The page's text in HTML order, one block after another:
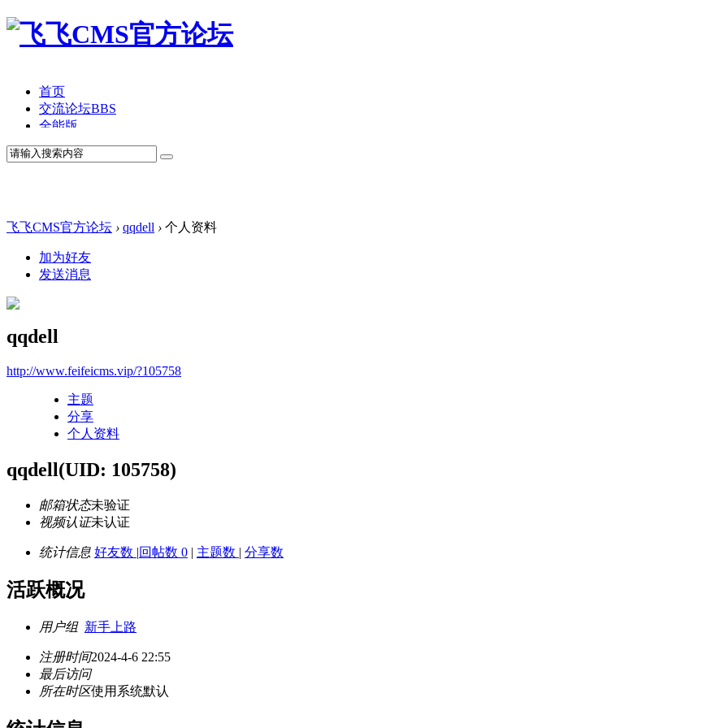
首页
交流论坛BBS
全能版
TV版
产品价格
飞飞CMS官方论坛 › qqdell › 个人资料
加为好友
发送消息
qqdell
http://www.feifeicms.vip/?105758
主题
分享
个人资料
qqdell(UID: 105758)
邮箱状态未验证
视频认证未认证
统计信息 好友数 |回帖数 0 | 主题数 | 分享数
活跃概况
用户组 新手上路
注册时间2024-4-6 22:55
最后访问
所在时区使用系统默认